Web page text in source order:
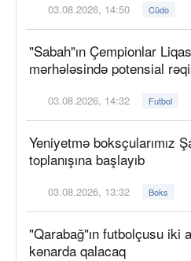
03.08.2026, 14:50 Cüdo
"Sabah"ın Çempionlar
mərhələsində potensial
03.08.2026, 14:32 Futbol
Yeniyetmə boksçularımız
toplanışına başlayıb
03.08.2026, 13:32 Boks
"Qarabağ"ın futbolçusu iki
kənarda qalacaq